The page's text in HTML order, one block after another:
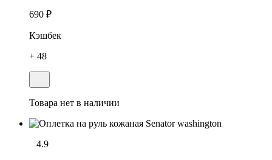
690 ₽
Кэшбек
+ 48
Товара нет в наличии
4.9